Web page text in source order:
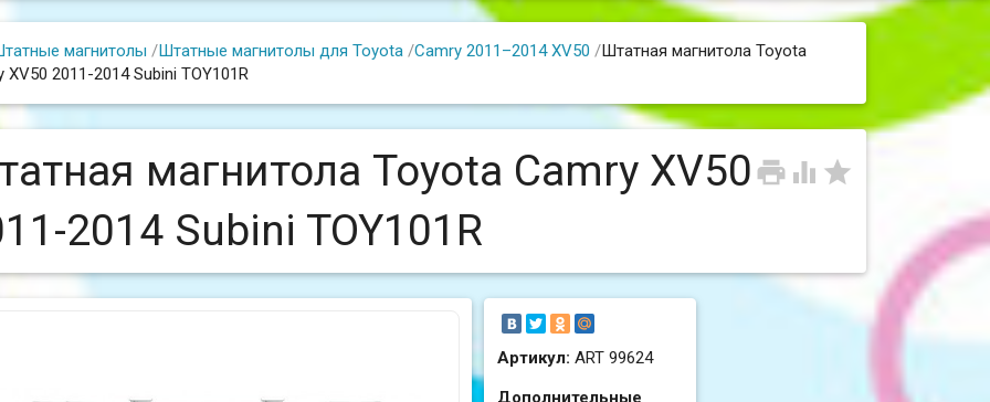
магнитолы /Штатные магнитолы для Toyota /Camry 2011–2014 XV50 /Штатная магнитола Toyota
XV50 2011-2014 Subini TOY101R
  
магнитола Toyota Camry XV50
2014 Subini TOY101R
Артикул:ART 99624
Дополнительные